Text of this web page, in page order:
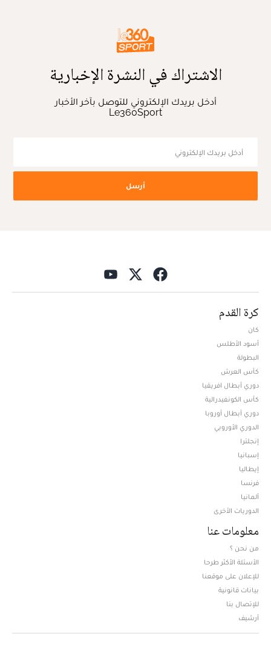
الاشتراك في النشرة الإخبارية
أدخل بريدك الإلكتروني للتوصل بآخر الأخبار
Le360Sport
أرسل
كرة القدم
كان
أسود الأطلس
البطولة
كأس العرش
دوري أبطال افريقيا
كأس الكونفيدرالية
دوري أبطال أوروبا
الدوري الأوروبي
إنجلترا
إسبانيا
إيطاليا
فرنسا
ألمانيا
الدوريات الأخرى
معلومات عنا
من نحن ؟
الأسئلة الأكثر طرحا
للإعلان على موقعنا
بيانات قانونية
للإتصال بنا
أرشيف